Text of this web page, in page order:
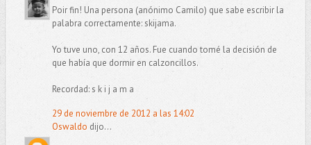
Poir fin! Una persona (anónimo Camilo) que sabe escribir la
palabra correctamente: skijama.
Yo tuve uno, con 12 años. Fue cuando tomé la decisión de
que había que dormir en calzoncillos.
Recordad: s k i j a m a
29 de noviembre de 2012 a las 14:02
Oswaldo dijo...